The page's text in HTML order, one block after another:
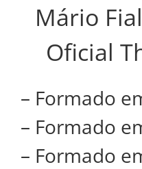
Mário
Oficial
– Formado
– Formado
– Formado